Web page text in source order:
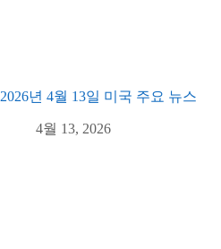
2026년 4월 13일 미국 주요 뉴스
4월 13, 2026